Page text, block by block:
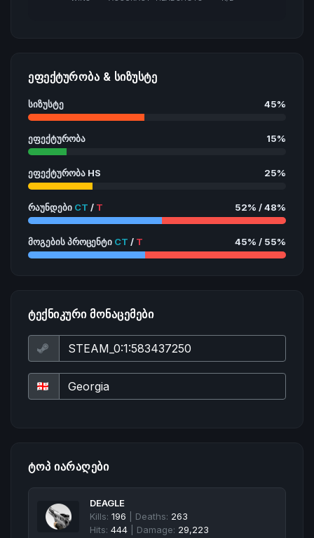
ᲔᲤᲔᲥᲢᲣᲠᲝᲑᲐ & ᲡᲘᲖᲣᲡᲢᲔ
სიზუსტე 45%
ეფექტურობა 15%
ეფექტურობა HS 25%
რაუნდები CT / T 52% / 48%
მოგების პროცენტი CT / T 45% / 55%
ᲢᲔᲥᲜᲘᲙᲣᲠᲘ ᲛᲝᲜᲐᲪᲔᲛᲔᲑᲘ
ᲢᲝᲞ ᲘᲐᲠᲐᲦᲔᲑᲘ
DEAGLE
Kills: 196 | Deaths: 263
Hits: 444 | Damage: 29,223